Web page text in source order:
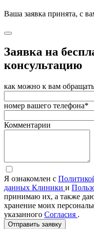
Ваша заявка принята, с
Заявка на
консультацию
как можно к вам
номер вашего телефона*
Комментарии
Я ознакомлен с
данных Клиники и
принимаю их, а также даю
хранение моих
указанного Согласия .
Отправить заявку